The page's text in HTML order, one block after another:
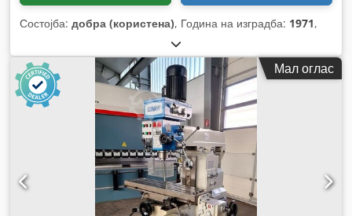
Состојба: добра (користена), Година на изградба: 1971,
Мал оглас